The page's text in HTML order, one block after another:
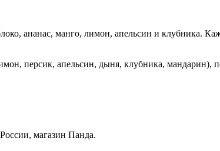
ананас, манго, лимон, апельсин и клубника.
персик, апельсин, дыня, клубника, мандарин),
магазин Панда.